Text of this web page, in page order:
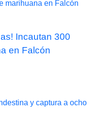
Incautan 300
en Falcón